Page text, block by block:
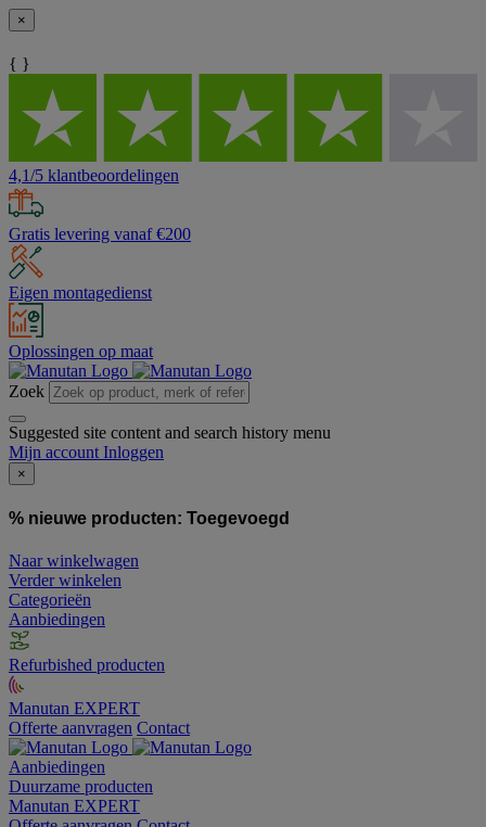
×
{ }
4,1/5 klantbeoordelingen
Gratis levering vanaf €200
Eigen montagedienst
Oplossingen op maat
Zoek
Suggested site content and search history menu
Mijn account Inloggen
×
% nieuwe producten: Toegevoegd
Naar winkelwagen
Verder winkelen
Categorieën
Aanbiedingen
Refurbished producten
Manutan EXPERT
Offerte aanvragen Contact
Aanbiedingen
Duurzame producten
Manutan EXPERT